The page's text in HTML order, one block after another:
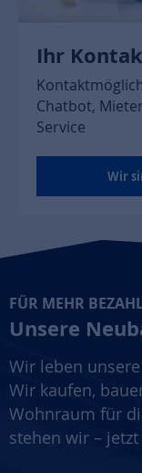
Ihr
Chatbot,
Service
Wir
FÜR MEHR
Unsere
Wir leben
Wir kaufen,
Wohnraum für
stehen wir –